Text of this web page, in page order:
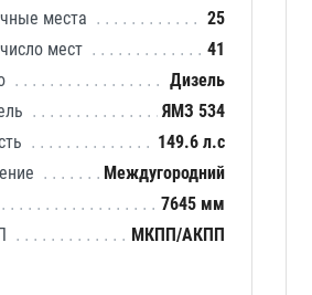
места
25
мест
41
Дизель
ЯМЗ 534
149.6 л.с
Междугородний
7645 мм
МКПП/АКПП